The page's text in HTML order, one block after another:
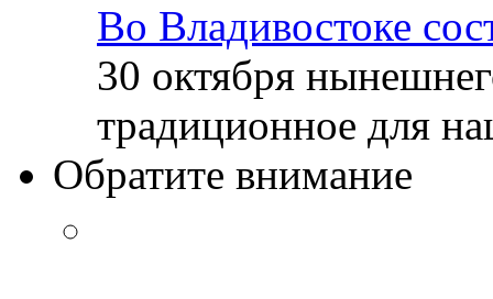
Во Владивостоке
30 октября
традиционное для
Обратите внимание